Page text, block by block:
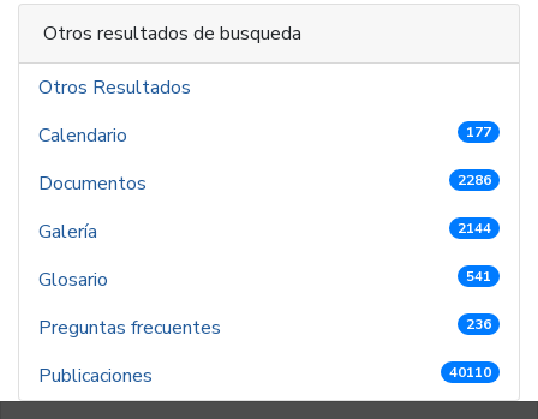
Otros resultados de busqueda
Otros Resultados
Calendario
177
Documentos 2286
Galería 2144
Glosario 541
Preguntas frecuentes 236
Publicaciones 40110